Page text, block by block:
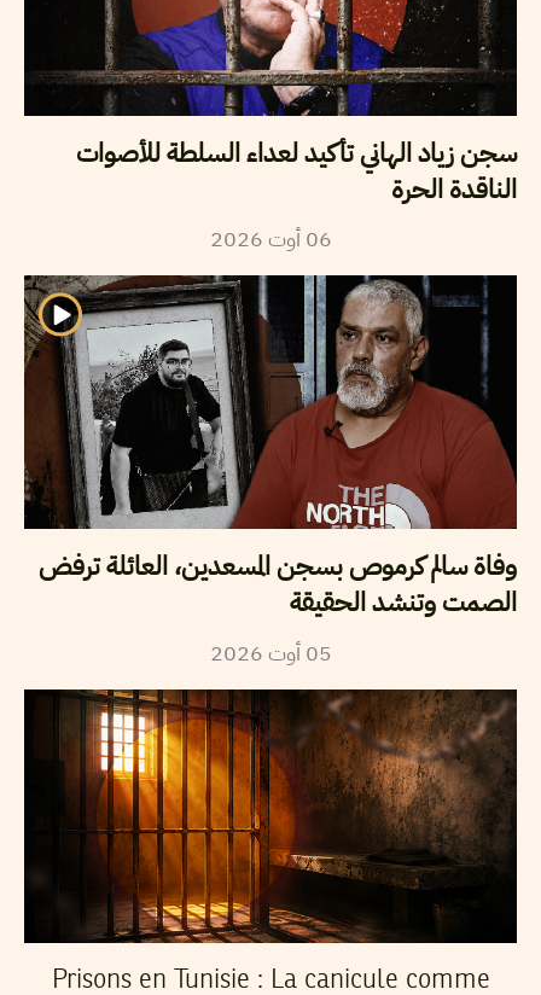
سجن زياد الهاني تأكيد لعداء السلطة للأصوات
الناقدة الحرة
06 أوت2026
وفاة سالم كرموص بسجن المسعدين، العائلة ترفض
الصمت وتنشد الحقيقة
05 أوت2026
Prisons en Tunisie : La canicule comme